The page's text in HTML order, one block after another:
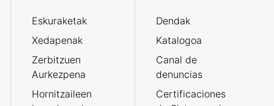
Eskuraketak
Xedapenak
Zerbitzuen
Aurkezpena
Hornitzaileen
Dendak
Katalogoa
Canal de
denuncias
Certificaciones